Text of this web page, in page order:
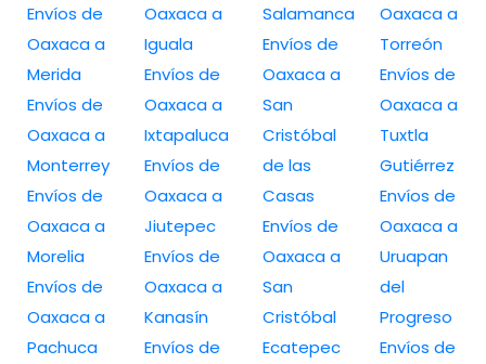
Envíos de
Oaxaca a
Merida
Envíos de
Oaxaca a
Monterrey
Envíos de
Oaxaca a
Morelia
Envíos de
Oaxaca a
Pachuca
Oaxaca a
Iguala
Envíos de
Oaxaca a
Ixtapaluca
Envíos de
Oaxaca a
Jiutepec
Envíos de
Oaxaca a
Kanasín
Envíos de
Salamanca
Envíos de
Oaxaca a
San
Cristóbal
de las
Casas
Envíos de
Oaxaca a
San
Cristóbal
Ecatepec
Oaxaca a
Torreón
Envíos de
Oaxaca a
Tuxtla
Gutiérrez
Envíos de
Oaxaca a
Uruapan
del
Progreso
Envíos de